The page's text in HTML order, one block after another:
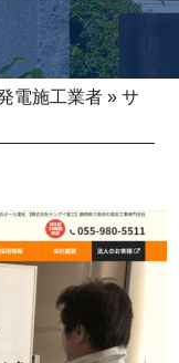
電施工業者 »サ